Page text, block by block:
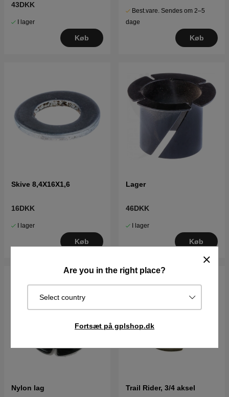
Are you in the right place?
Select country
Fortsæt på gplshop.dk
43DKK
I lager
Køb
Best.vare. Sendes om 2–5
dage
Køb
Skive 8,4X16X1,6
16DKK
I lager
Køb
Lager
46DKK
I lager
Køb
Nylon lag Trail Rider, 3/4 aksel